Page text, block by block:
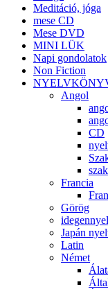
Meditáció, jóga
mese CD
Mese DVD
MINI LÜK
Napi gondolatok
Non Fiction
Angol
CD
Francia
Görög
Japán
Latin
Német